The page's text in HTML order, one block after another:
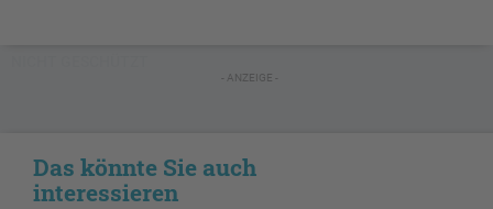
- ANZEIGE -
Das könnte Sie auch
interessieren